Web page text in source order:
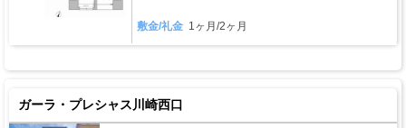
敷金/礼金 1ヶ月/2ヶ月
ガーラ・プレシャス川崎西口